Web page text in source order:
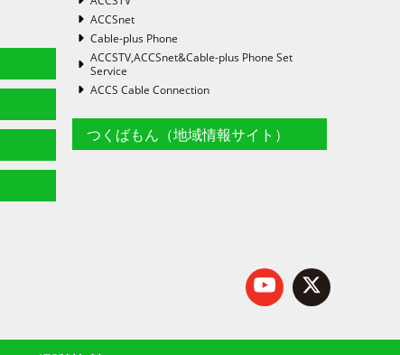
ACCSnet
Cable-plus Phone
ACCSTV,ACCSnet&Cable-plus Phone Set
Service
ACCS Cable Connection
つくばもん（地域情報サイト）